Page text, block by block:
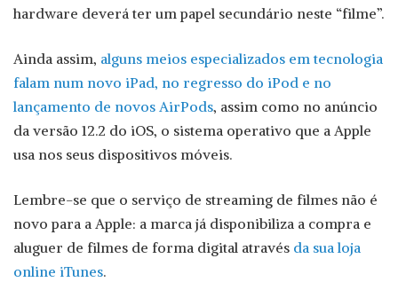
hardware deverá ter um papel secundário neste “filme”.
Ainda assim, alguns meios especializados em tecnologia
falam num novo iPad, no regresso do iPod e no
lançamento de novos AirPods, assim como no anúncio
da versão 12.2 do iOS, o sistema operativo que a Apple
usa nos seus dispositivos móveis.
Lembre-se que o serviço de streaming de filmes não é
novo para a Apple: a marca já disponibiliza a compra e
aluguer de filmes de forma digital através da sua loja
online iTunes.